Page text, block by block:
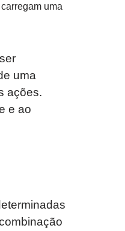
uma
uma
ações.
e ao